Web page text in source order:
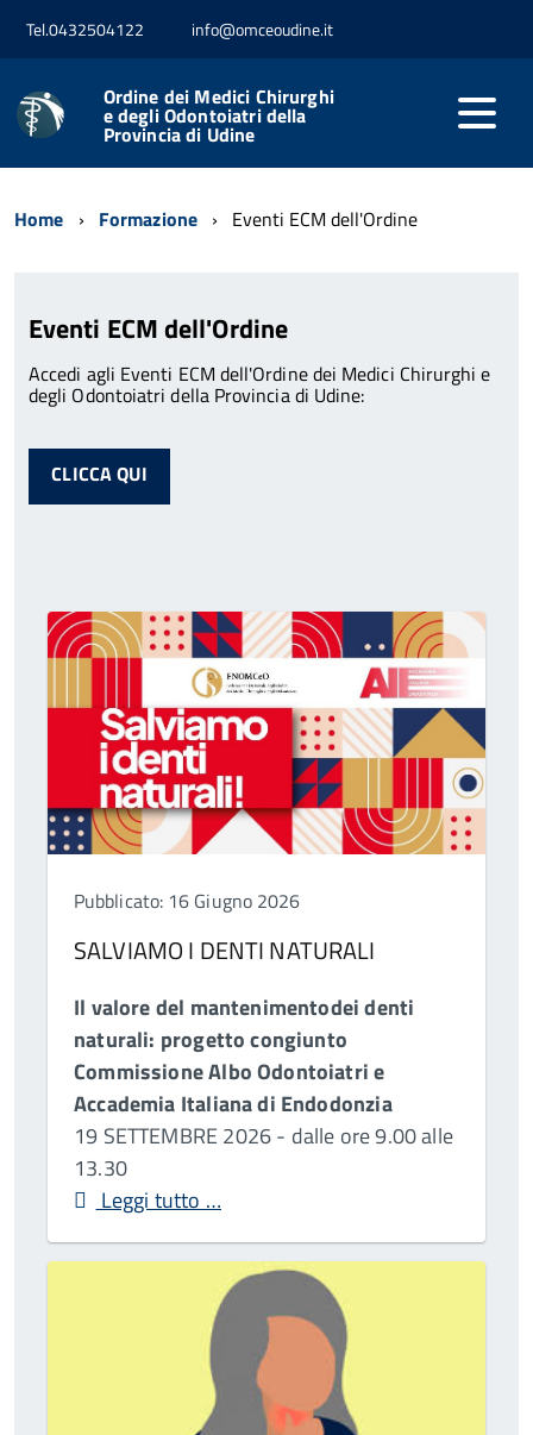
Tel.0432504122 info@omceoudine.it
Ordine dei Medici Chirurghi
e degli Odontoiatri della
Provincia di Udine
Home Formazione Eventi ECM dell'Ordine
Eventi ECM dell'Ordine
Accedi agli Eventi ECM dell'Ordine dei Medici Chirurghi e
degli Odontoiatri della Provincia di Udine:
CLICCA QUI
Pubblicato: 16 Giugno 2026
SALVIAMO I DENTI NATURALI
Il valore del mantenimentodei denti
naturali: progetto congiunto
Commissione Albo Odontoiatri e
Accademia Italiana di Endodonzia
19 SETTEMBRE 2026 - dalle ore 9.00 alle
13.30
Leggi tutto …